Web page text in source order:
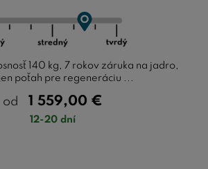
140 kg, 7 rokov záruka na jadro,
poťah pre regeneráciu ...
od 1 559,00 €
12-20 dní